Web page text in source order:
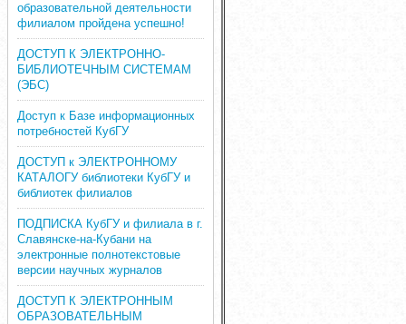
образовательной деятельности
филиалом пройдена успешно!
ДОСТУП К ЭЛЕКТРОННО-
БИБЛИОТЕЧНЫМ СИСТЕМАМ
(ЭБС)
Доступ к Базе информационных
потребностей КубГУ
ДОСТУП к ЭЛЕКТРОННОМУ
КАТАЛОГУ библиотеки КубГУ и
библиотек филиалов
ПОДПИСКА КубГУ и филиала в г.
Славянске-на-Кубани на
электронные полнотекстовые
версии научных журналов
ДОСТУП К ЭЛЕКТРОННЫМ
ОБРАЗОВАТЕЛЬНЫМ